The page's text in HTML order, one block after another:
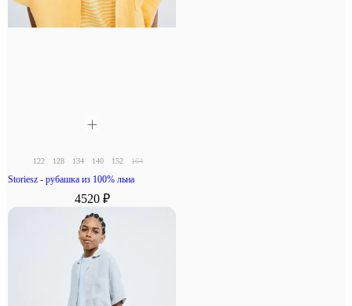
122 128 134 140 152 164
Storiesz - рубашка из 100% льна
4520 ₽